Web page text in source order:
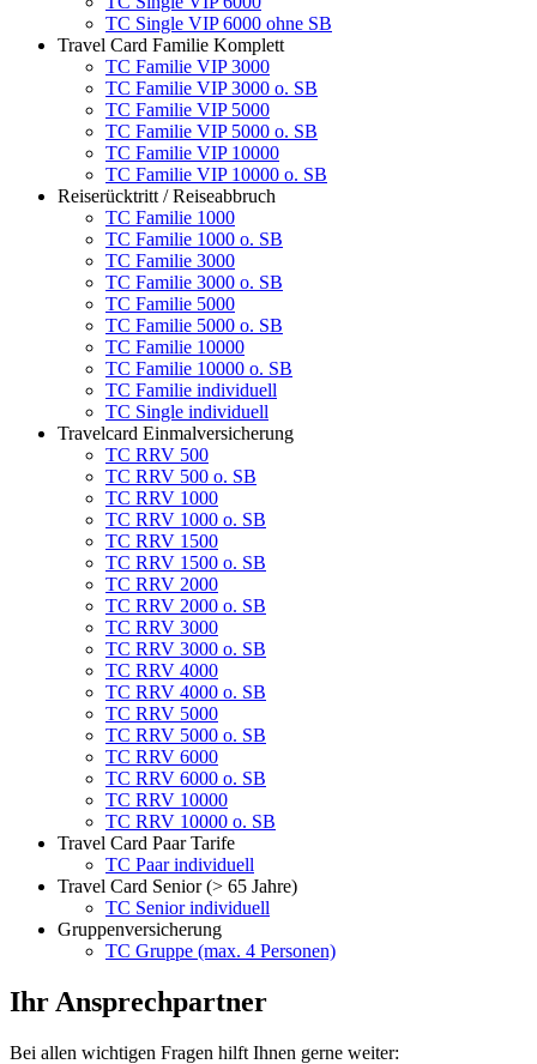
TC Single VIP 6000 ohne SB
Travel Card Familie Komplett
TC Familie VIP 3000
TC Familie VIP 3000 o. SB
TC Familie VIP 5000
TC Familie VIP 5000 o. SB
TC Familie VIP 10000
TC Familie VIP 10000 o. SB
Reiserücktritt / Reiseabbruch
TC Familie 1000
TC Familie 1000 o. SB
TC Familie 3000
TC Familie 3000 o. SB
TC Familie 5000
TC Familie 5000 o. SB
TC Familie 10000
TC Familie 10000 o. SB
TC Familie individuell
TC Single individuell
Travelcard Einmalversicherung
TC RRV 500
TC RRV 500 o. SB
TC RRV 1000
TC RRV 1000 o. SB
TC RRV 1500
TC RRV 1500 o. SB
TC RRV 2000
TC RRV 2000 o. SB
TC RRV 3000
TC RRV 3000 o. SB
TC RRV 4000
TC RRV 4000 o. SB
TC RRV 5000
TC RRV 5000 o. SB
TC RRV 6000
TC RRV 6000 o. SB
TC RRV 10000
TC RRV 10000 o. SB
Travel Card Paar Tarife
TC Paar individuell
Travel Card Senior (> 65 Jahre)
TC Senior individuell
Gruppenversicherung
TC Gruppe (max. 4 Personen)
Ihr Ansprechpartner
Bei allen wichtigen Fragen hilft Ihnen gerne weiter: